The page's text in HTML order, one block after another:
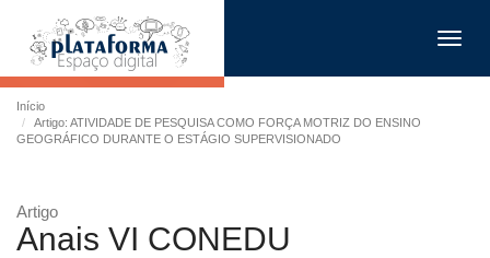
Início
Artigo: ATIVIDADE DE PESQUISA COMO FORÇA MOTRIZ DO ENSINO
GEOGRÁFICO DURANTE O ESTÁGIO SUPERVISIONADO
Artigo
Anais VI CONEDU